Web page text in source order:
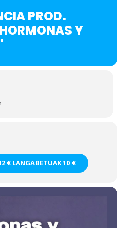
PROD.
Y
€ LANGABETUAK 10 €